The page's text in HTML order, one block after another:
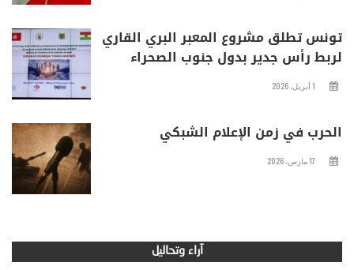
تونس تطلق مشروع المعبر البري القاري
لربط رأس جدير بدول جنوب الصحراء
1 أبريل، 2026
الحرب في زمن الإعلام الشبكي
17 مارس، 2026
آراء وتحاليل